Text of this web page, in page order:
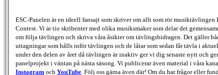
ESC-Panelen är en ideell fansajt som skriver om allt som rör musiktävlingen
Contest. Vi är tio skribenter med olika musiksmaker som delar det
om följa tävlingen och skriva våra åsikter om tävlingsbidragen. Det gäller
uttagningar som hålls inför tävlingen och de låtar som sedan får tävla i
under den delen av året då tävlingen är inaktiv ger vi dig senaste nytt och
panelprojekt i väntan på nästa säsong. Vi publicerar även material i våra
Instagram och YouTube . Följ oss gärna även där! Om du har frågor eller